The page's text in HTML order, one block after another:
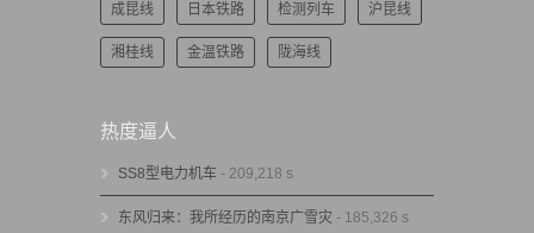
成昆线 日本铁路 检测列车 沪昆线
湘桂线 金温铁路 陇海线
热度逼人
SS8型电力机车 - 209,218 s
东风归来：我所经历的南京广雪灾 - 185,326 s